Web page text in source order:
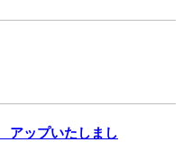
ップいたしまし